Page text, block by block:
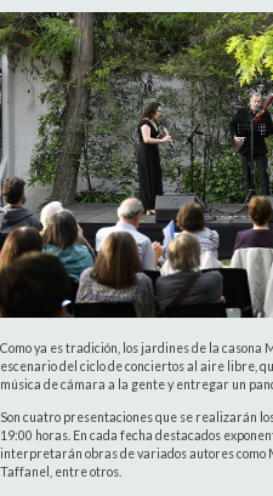
Como ya es tradición, los jardines de la casona
escenario del ciclo de conciertos al aire libre,
música de cámara a la gente y entregar un
Son cuatro presentaciones que se realizarán
19:00 horas. En cada fecha destacados
interpretarán obras de variados autores como
Taffanel, entre otros.